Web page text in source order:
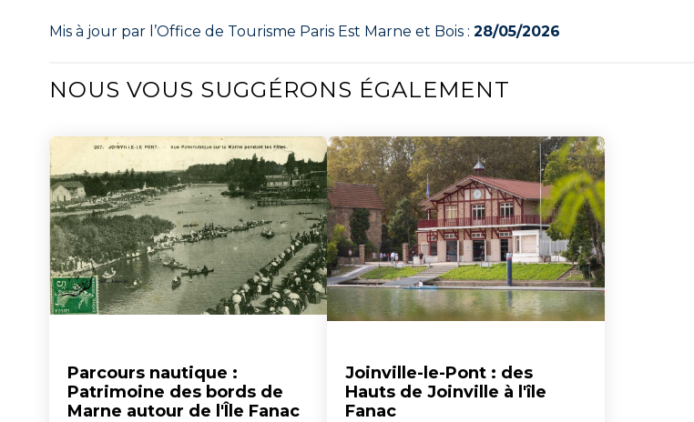
Mis à jour par l’Office de Tourisme Paris Est Marne et Bois : 28/05/2026
NOUS VOUS SUGGÉRONS ÉGALEMENT
Parcours nautique :
Patrimoine des bords de
Marne autour de l'Île Fanac
Joinville-le-Pont : des
Hauts de Joinville à l'île
Fanac